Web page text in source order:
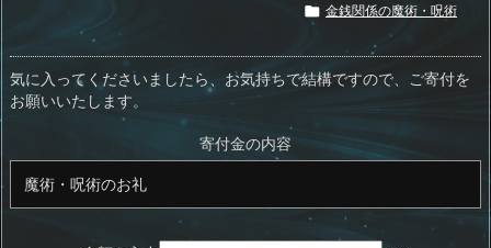
st
o
d
o
n
a
d
s
sk
y
bl
r
b
o
ar
d
n
d
ro
p.
io
 金銭関係の魔術・呪術
気に入ってくださいましたら、お気持ちで結構ですので、ご寄付を
お願いいたします。
寄付金の内容